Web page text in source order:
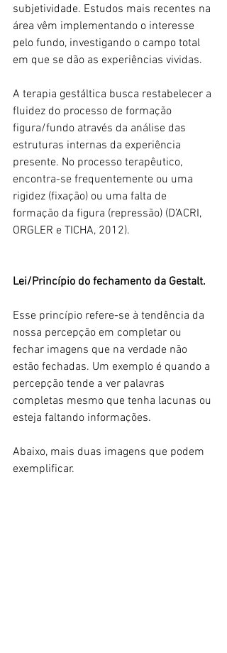
subjetividade. Estudos mais recentes na
área vêm implementando o interesse
pelo fundo, investigando o campo total
em que se dão as experiências vividas.
A terapia gestáltica busca restabelecer a
fluidez do processo de formação
figura/fundo através da análise das
estruturas internas da experiência
presente. No processo terapêutico,
encontra-se frequentemente ou uma
rigidez (fixação) ou uma falta de
formação da figura (repressão) (D’ACRI,
ORGLER e TICHA, 2012).
Lei/Princípio do fechamento da Gestalt.
Esse princípio refere-se à tendência da
nossa percepção em completar ou
fechar imagens que na verdade não
estão fechadas. Um exemplo é quando a
percepção tende a ver palavras
completas mesmo que tenha lacunas ou
esteja faltando informações.
Abaixo, mais duas imagens que podem
exemplificar.